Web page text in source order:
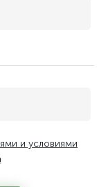
и условиями